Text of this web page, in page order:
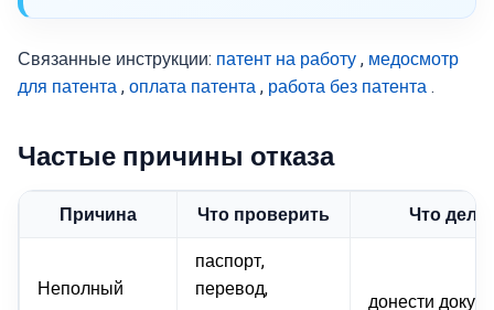
Связанные инструкции: патент на работу , медосмотр
для патента , оплата патента , работа без патента .
Частые причины отказа
Причина Что проверить Что
Неполный
паспорт,
перевод,
донести